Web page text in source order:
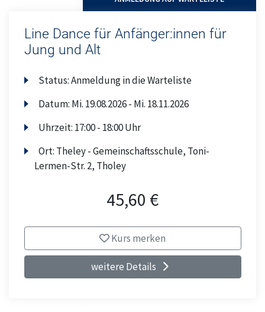
Line Dance für Anfänger:innen für
Jung und Alt
Status:Anmeldung in die Warteliste
Datum: Mi. 19.08.2026 - Mi. 18.11.2026
Uhrzeit: 17:00 - 18:00 Uhr
Ort: Theley - Gemeinschaftsschule, Toni-
Lermen-Str. 2, Tholey
45,60 €
Kurs merken
weitere Details